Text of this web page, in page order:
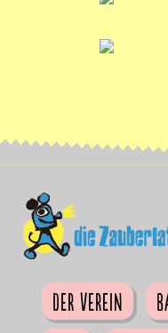
Der Verein